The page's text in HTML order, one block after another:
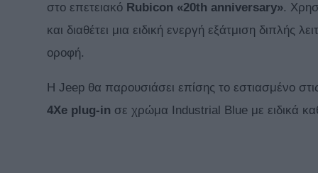
στο επετειακό Rubicon «20th anniversary».
και διαθέτει μια ειδική ενεργή εξάτμιση διπλής
οροφή.
Η Jeep θα παρουσιάσει επίσης το εστιασμένο
4Xe plug-in σε χρώμα Industrial Blue με ειδικά